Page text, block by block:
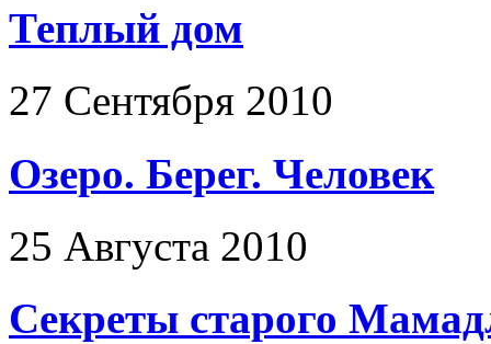
Теплый дом
27 Сентября 2010
Озеро. Берег. Человек
25 Августа 2010
Секреты старого